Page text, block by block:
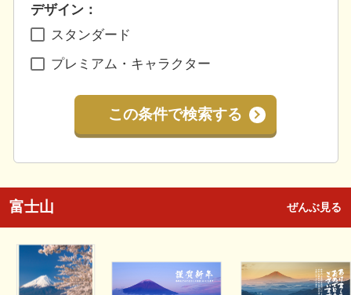
デザイン：
スタンダード
プレミアム・キャラクター
この条件で検索する
富士山 ぜんぶ見る